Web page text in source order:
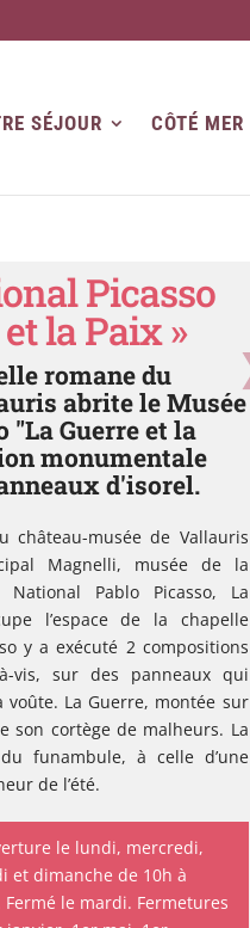
SÉJOUR CÔTÉ MER
Picasso
la Paix »
romane du
abrite le Musée
"La Guerre et la
monumentale
d'isorel.
château-musée de Vallauris
Magnelli, musée de la
Pablo Picasso, La
l’espace de la chapelle
y a exécuté 2 compositions
vis, sur des panneaux qui
La Guerre, montée sur
son cortège de malheurs. La
funambule, à celle d’une
de l’été.
le lundi, mercredi,
et dimanche de 10h à
le mardi. Fermetures